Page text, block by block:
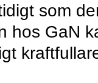
som
hos GaN